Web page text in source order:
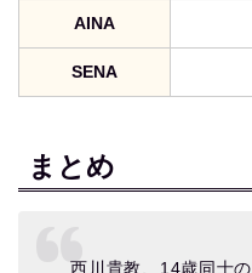
AINA
SENA
まとめ
西川貴教、14歳同士